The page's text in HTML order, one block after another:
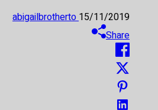
abigailbrotherto 15/11/2019
Share